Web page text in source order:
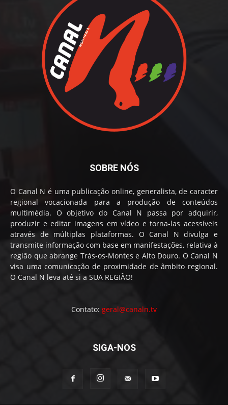
SOBRE NÓS
O Canal N é uma publicação online, generalista, de caracter
regional vocacionada para a produção de conteúdos
multimédia. O objetivo do Canal N passa por adquirir,
produzir e editar imagens em vídeo e torna-las acessíveis
através de múltiplas plataformas. O Canal N divulga e
transmite informação com base em manifestações, relativa à
região que abrange Trás-os-Montes e Alto Douro. O Canal N
visa uma comunicação de proximidade de âmbito regional.
O Canal N leva até si a SUA REGIÃO!
Contato: geral@canaln.tv
SIGA-NOS